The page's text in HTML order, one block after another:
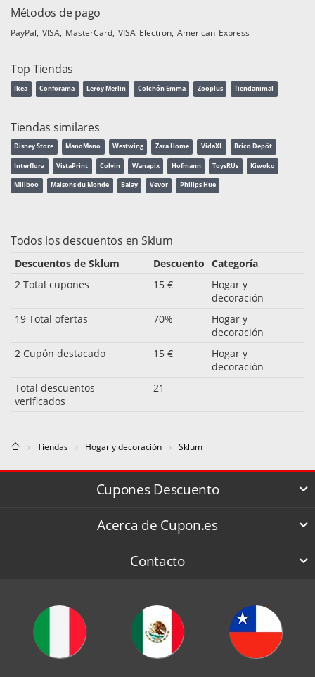
Métodos de pago
PayPal VISA MasterCard VISA Electron American Express
Top Tiendas
Ikea Conforama Leroy Merlin Colchón Emma Zooplus Tiendanimal
Tiendas similares
Disney Store ManoMano Westwing Zara Home VidaXL Brico Depôt
Interflora VistaPrint Colvin Wanapix Hofmann ToysRUs Kiwoko
Miliboo Maisons du Monde Balay Vevor Philips Hue
Todos los descuentos en Sklum
Descuentos de Sklum Descuento Categoría
2 Total cupones
15 €
Hogar y
decoración
19 Total ofertas
70%
Hogar y
decoración
2 Cupón destacado
15 €
Hogar y
decoración
Total descuentos
verificados
21
Tiendas Hogar y decoración Sklum
Cupones Descuento
Acerca de Cupon.es
Contacto